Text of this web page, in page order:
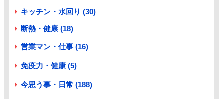
キッチン・水回り (30)
断熱・健康 (18)
営業マン・仕事 (16)
免疫力・健康 (5)
今思う事・日常 (188)